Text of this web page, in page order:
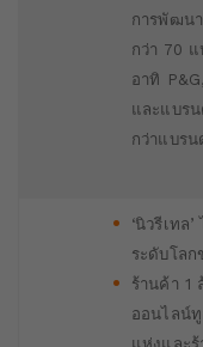
การพัฒน
กว่า 70
อาทิ
และแบร
กว่าแบรน
‘นิวรีเทล
ระดับโลก
ร้านค้า 1
ออนไลน์